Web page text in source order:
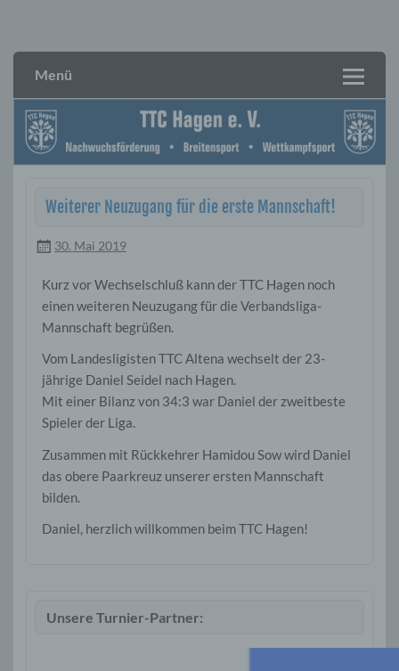
Menü
Weiterer Neuzugang für die erste Mannschaft!
30. Mai 2019
Kurz vor Wechselschluß kann der TTC Hagen noch
einen weiteren Neuzugang für die Verbandsliga-
Mannschaft begrüßen.
Vom Landesligisten TTC Altena wechselt der 23-
jährige Daniel Seidel nach Hagen.
Mit einer Bilanz von 34:3 war Daniel der zweitbeste
Spieler der Liga.
Zusammen mit Rückkehrer Hamidou Sow wird Daniel
das obere Paarkreuz unserer ersten Mannschaft
bilden.
Daniel, herzlich willkommen beim TTC Hagen!
Unsere Turnier-Partner: